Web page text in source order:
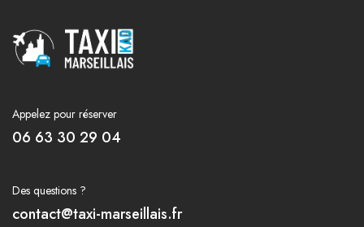
Appelez pour réserver
06 63 30 29 04
Des questions ?
contact@taxi-marseillais.fr